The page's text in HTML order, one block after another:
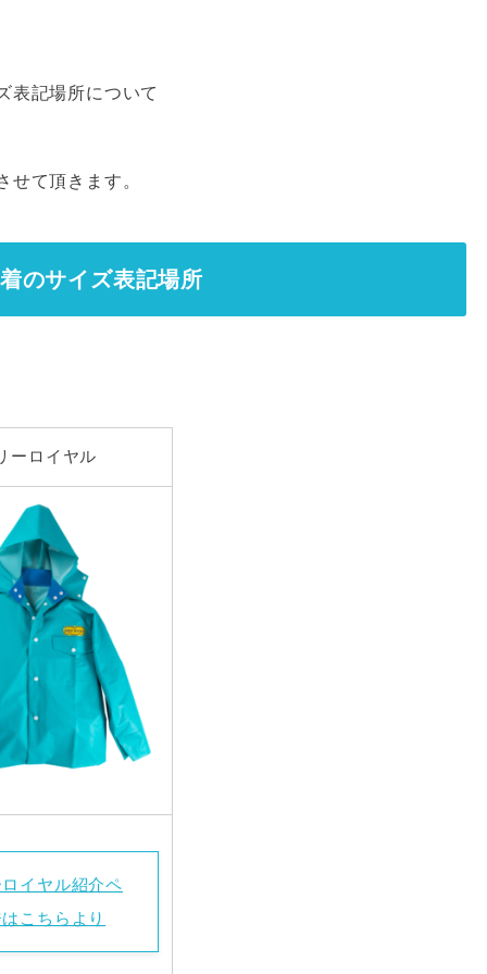
表記場所について
せて頂きます。
のサイズ表記場所
ーロイヤル
イヤル紹介ペ
こちらより